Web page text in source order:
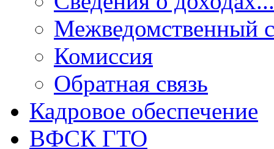
Межведомственный
Комиссия
Обратная связь
Кадровое обеспечение
ВФСК ГТО